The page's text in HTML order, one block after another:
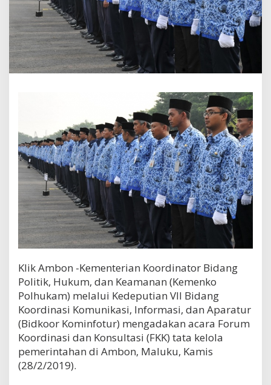
Klik Ambon -Kementerian Koordinator Bidang
Politik, Hukum, dan Keamanan (Kemenko
Polhukam) melalui Kedeputian VII Bidang
Koordinasi Komunikasi, Informasi, dan Aparatur
(Bidkoor Kominfotur) mengadakan acara Forum
Koordinasi dan Konsultasi (FKK) tata kelola
pemerintahan di Ambon, Maluku, Kamis
(28/2/2019).